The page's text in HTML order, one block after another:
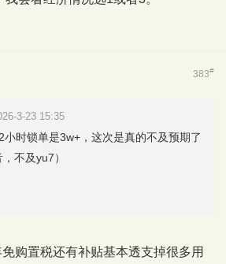
383#
3-23 15:35
时锁单是3w+，这次是真的不及预期了
不及yu7）
购置税还有补贴基本透支掉很多用